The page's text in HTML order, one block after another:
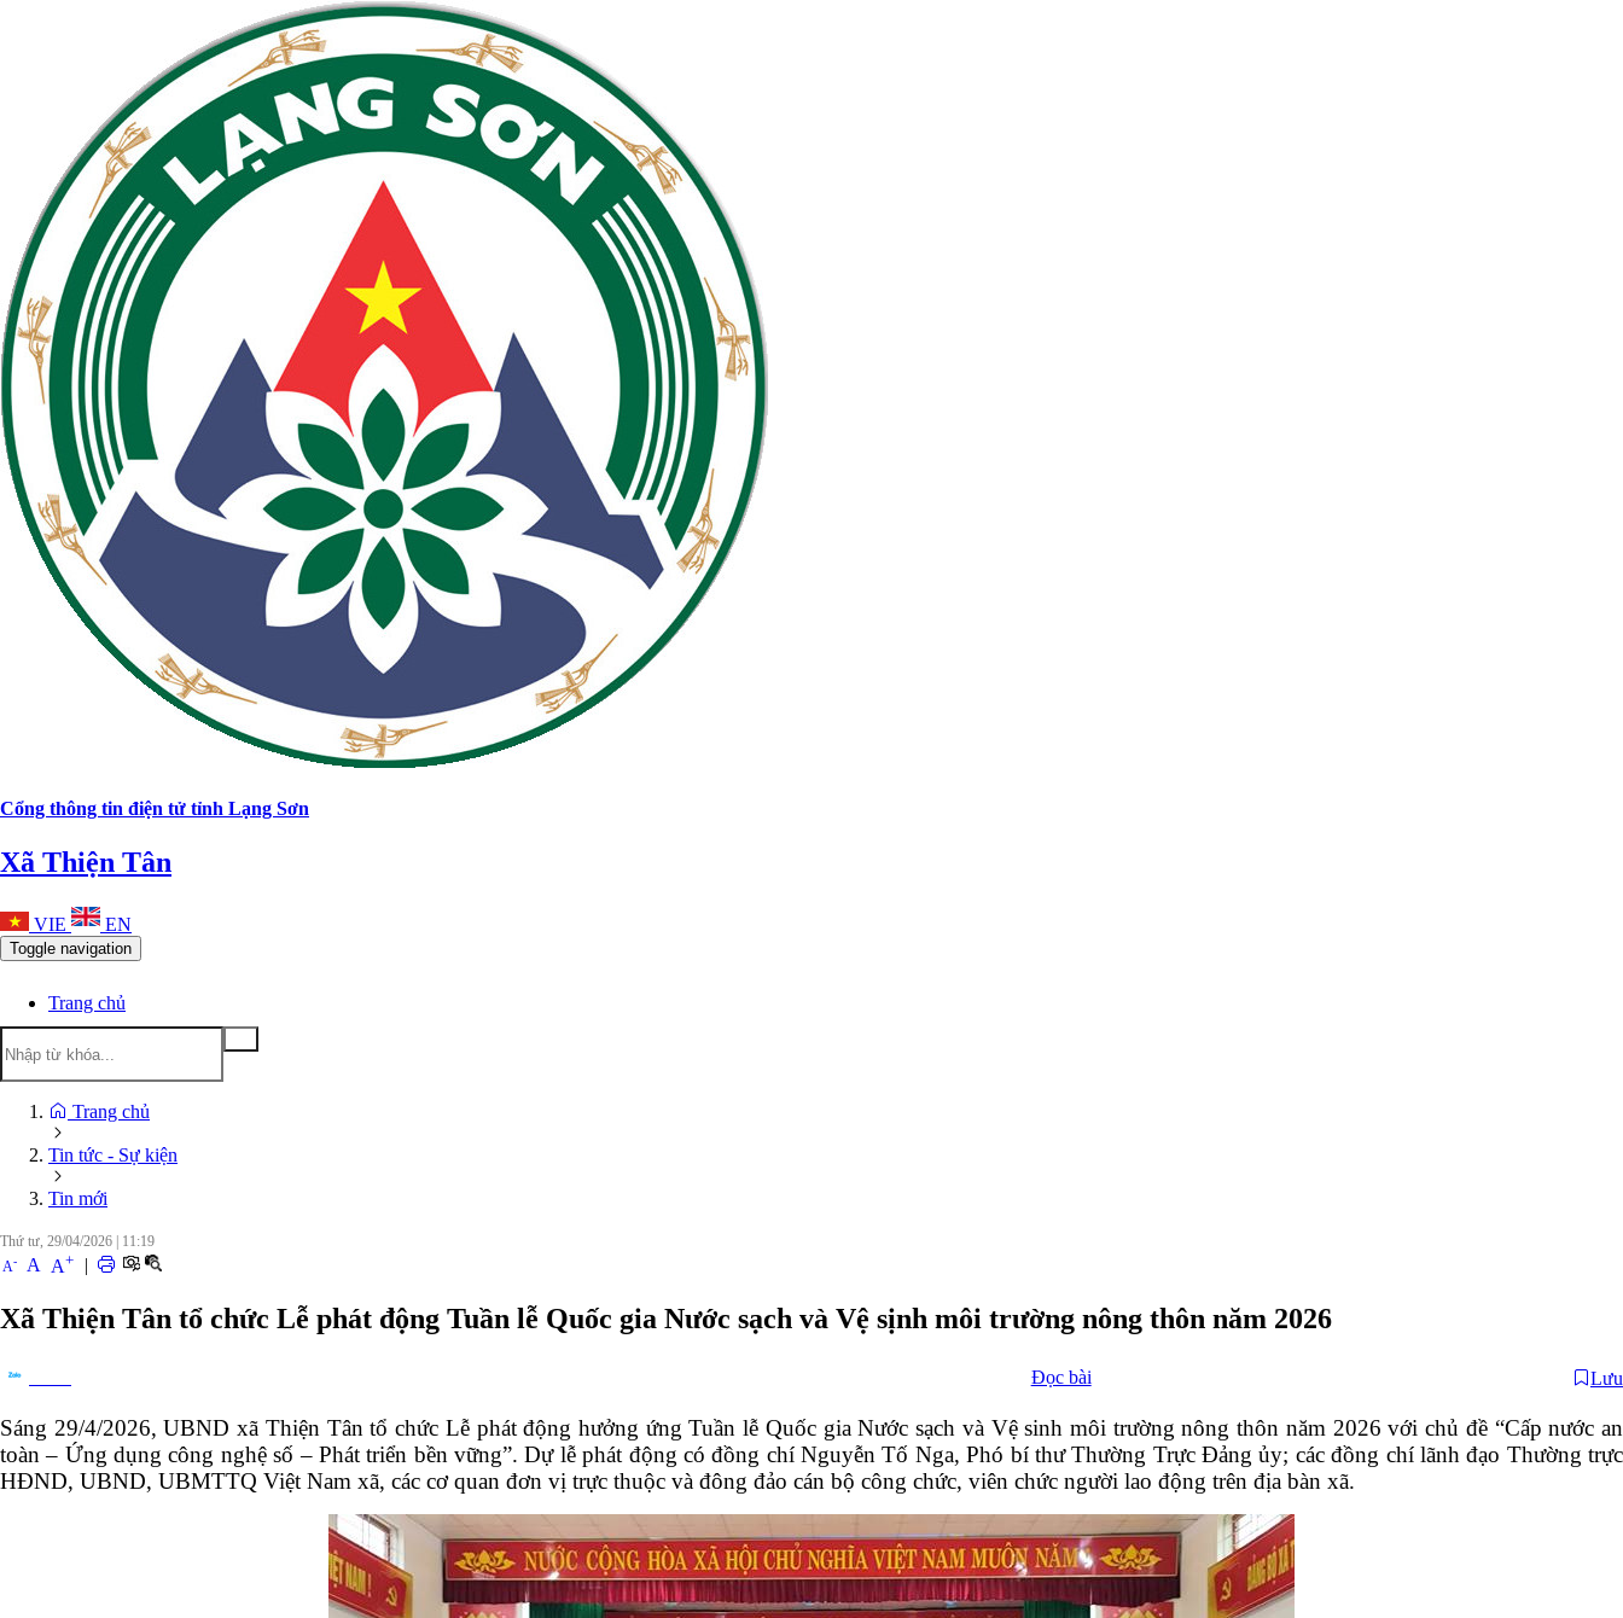
Cổng thông tin điện tử tỉnh Lạng Sơn
Xã Thiện Tân
VIE EN
Toggle navigation
Trang chủ
Trang chủ
Tin tức - Sự kiện
Tin mới
Thứ tư, 29/04/2026
11:19
A- A A+ |
Xã Thiện Tân tổ chức Lễ phát động Tuần lễ Quốc gia Nước sạch và Vệ sịnh môi trường nông thôn năm 2026
Đọc bài Lưu
Sáng 29/4/2026, UBND xã Thiện Tân tổ chức Lễ phát động hưởng ứng Tuần lễ Quốc gia Nước sạch và Vệ sinh môi trường nông thôn năm 2026 với chủ đề “Cấp nước an
toàn – Ứng dụng công nghệ số – Phát triển bền vững”. Dự lễ phát động có đồng chí Nguyễn Tố Nga, Phó bí thư Thường Trực Đảng ủy; các đồng chí lãnh đạo Thường trực
HĐND, UBND, UBMTTQ Việt Nam xã, các cơ quan đơn vị trực thuộc và đông đảo cán bộ công chức, viên chức người lao động trên địa bàn xã.